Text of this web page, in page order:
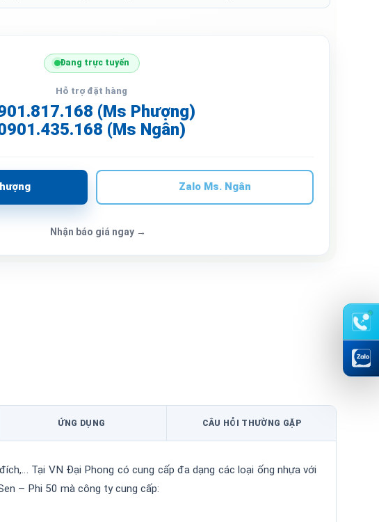
Đang trực tuyến
Hỗ trợ đặt hàng
(Ms Phượng)
(Ms Ngân)
Zalo Ms. Ngân
Nhận báo giá ngay →
ỨNG DỤNG CÂU HỎI THƯỜNG GẶP
Tại VN Đại Phong có cung cấp đa dạng các loại ống nhựa với
– Phi 50 mà công ty cung cấp: